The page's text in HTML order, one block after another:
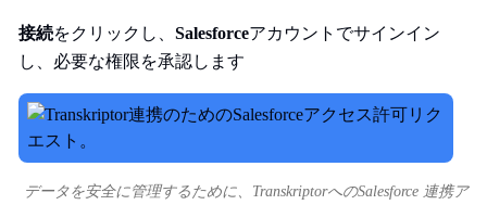
接続をクリックし、 Salesforceアカウントでサインイン
し、必要な権限を承認します
データを安全に管理するために、TranskriptorへのSalesforce 連携ア